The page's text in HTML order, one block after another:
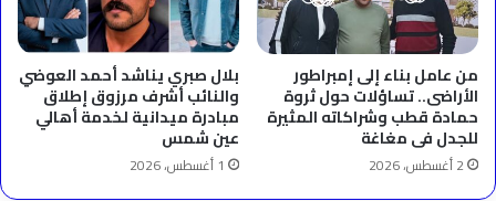
من عامل بناء إلى إمبراطور
الأراضى.. تساؤلات حول ثروة
حمادة قطب وشراكاته المثيرة
للجدل فى مغاغة
2 أغسطس، 2026
بلال صبري يناشد أحمد العوضي
والنائب أشرف مرزوق إطلاق
مبادرة ميدانية لخدمة أهالي
عين شمس
1 أغسطس، 2026